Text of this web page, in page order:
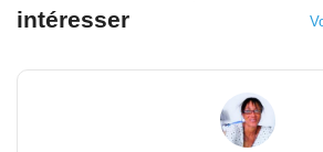
intéresser